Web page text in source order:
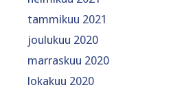
tammikuu 2021
joulukuu 2020
marraskuu 2020
lokakuu 2020